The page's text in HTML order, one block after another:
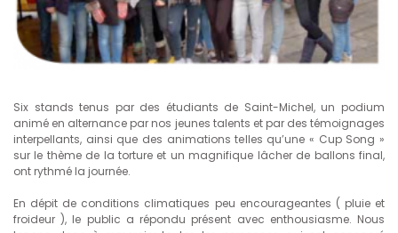
Six stands tenus par des étudiants de Saint-Michel, un podium
animé en alternance par nos jeunes talents et par des témoignages
interpellants, ainsi que des animations telles qu’une « Cup Song »
sur le thème de la torture et un magnifique lâcher de ballons final,
ont rythmé la journée.
En dépit de conditions climatiques peu encourageantes ( pluie et
froideur ), le public a répondu présent avec enthousiasme. Nous